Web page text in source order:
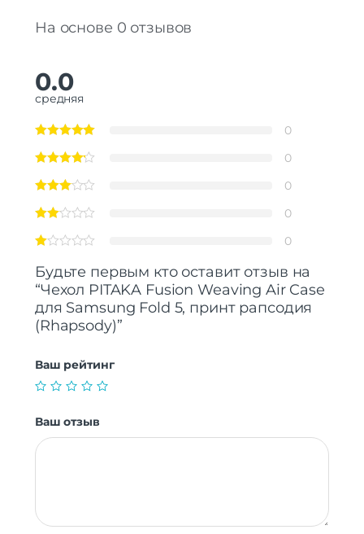
На основе 0 отзывов
0.0
средняя
0
0
0
0
0
Будьте первым кто оставит отзыв на
“Чехол PITAKA Fusion Weaving Air Case
для Samsung Fold 5, принт рапсодия
(Rhapsody)”
Ваш рейтинг
Ваш отзыв